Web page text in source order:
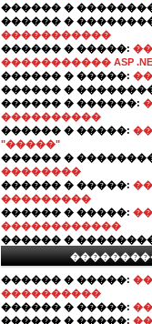
������ �
������ �
�����������
������ � �����:
����������� ASP
������ � �����:
������ �
������ � ������:
����������
������ � �����:
"�����"
������ �
��������
������ � �����:
���������
������ � �����:
������������
������ �
������ � �����:
����������
������ � �����:
������ � �����: